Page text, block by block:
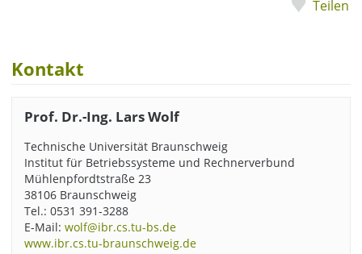
Teilen
Kontakt
Prof. Dr.-Ing. Lars Wolf
Technische Universität Braunschweig
Institut für Betriebssysteme und Rechnerverbund
Mühlenpfordtstraße 23
38106 Braunschweig
Tel.: 0531 391-3288
E-Mail: wolf@ibr.cs.tu-bs.de
www.ibr.cs.tu-braunschweig.de